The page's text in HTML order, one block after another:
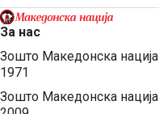
За нас
Зошто Македонска нација
1971
Зошто Македонска нација